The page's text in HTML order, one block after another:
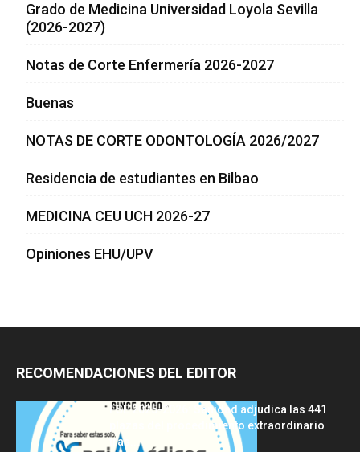
Grado de Medicina Universidad Loyola Sevilla
(2026-2027)
Notas de Corte Enfermería 2026-2027
Buenas
NOTAS DE CORTE ODONTOLOGÍA 2026/2027
Residencia de estudiantes en Bilbao
MEDICINA CEU UCH 2026-27
Opiniones EHU/UPV
RECOMENDACIONES DEL EDITOR
FSE 2025-2026: Sanidad adjudica las 441
plazas del procedimiento extraordinario
tras...